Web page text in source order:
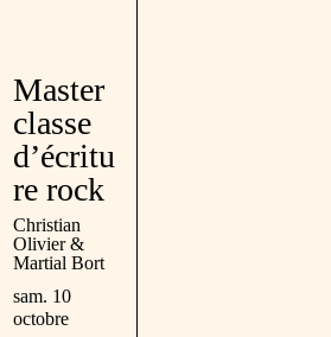
Master
classe
d’écritu
re rock
Christian
Olivier &
Martial Bort
sam. 10
octobre